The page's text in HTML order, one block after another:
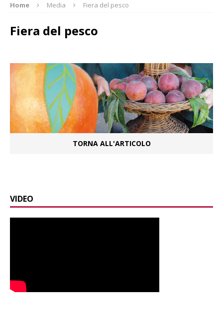
Home Media Fiera del pesco
Fiera del pesco
TORNA ALL'ARTICOLO
VIDEO